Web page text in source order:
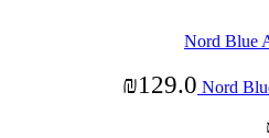
₪129.0